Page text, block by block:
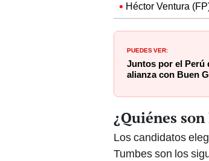
Héctor Ventura
PUEDES VER:
Juntos por el Perú
alianza con Buen
¿Quiénes
Los candidatos
Tumbes son los